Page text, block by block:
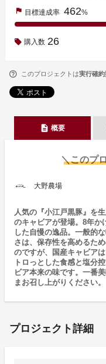
flag 目標達成率 462%
購入数 26
このプロジェクトは実行確約
description 概要
＼このプ
大野農場
人気の『小江戸黒豚』を
のキャビアが登場。8年か
した自慢の逸品。一般的
さは、保存性を高めるた
のですが、国産キャビア
トロっとした食感と塩分
ビア本来の味です。一番
まお召し上がりください。
プロジェクト詳細